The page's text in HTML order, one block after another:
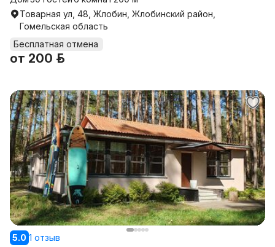
Товарная ул, 48, Жлобин, Жлобинский район,
Гомельская область
Бесплатная отмена
от 200 р.
5.0 1 отзыв